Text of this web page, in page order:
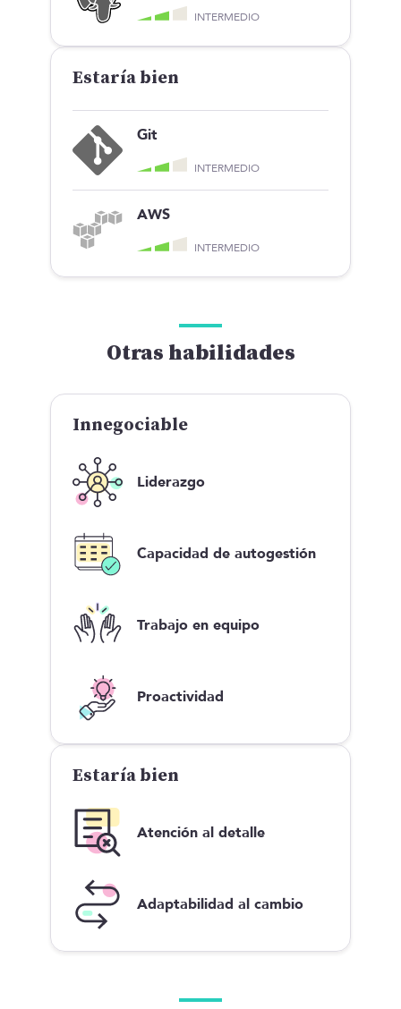
INTERMEDIO
Estaría bien
Git
INTERMEDIO
AWS
INTERMEDIO
Otras habilidades
Innegociable
Liderazgo
Capacidad de autogestión
Trabajo en equipo
Proactividad
Estaría bien
Atención al detalle
Adaptabilidad al cambio